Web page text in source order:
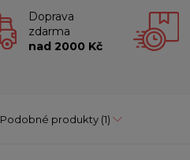
Doprava
zdarma
nad 2000 Kč
Podobné produkty (1)